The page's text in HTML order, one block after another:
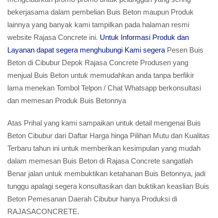
bekerjasama dalam pembelian Buis Beton maupun Produk
lainnya yang banyak kami tampilkan pada halaman resmi
website Rajasa Concrete ini. Untuk Informasi Produk dan
Layanan dapat segera menghubungi Kami segera Pesen Buis
Beton di Cibubur Depok Rajasa Concrete Produsen yang
menjual Buis Beton untuk memudahkan anda tanpa berfikir
lama menekan Tombol Telpon / Chat Whatsapp berkonsultasi
dan memesan Produk Buis Betonnya
Atas Prihal yang kami sampaikan untuk detail mengenai Buis
Beton Cibubur dari Daftar Harga hinga Pilihan Mutu dan Kualitas
Terbaru tahun ini untuk memberikan kesimpulan yang mudah
dalam memesan Buis Beton di Rajasa Concrete sangatlah
Benar jalan untuk membuktikan ketahanan Buis Betonnya, jadi
tunggu apalagi segera konsultasikan dan buktikan keaslian Buis
Beton Pemesanan Daerah Cibubur hanya Produksi di
RAJASACONCRETE.